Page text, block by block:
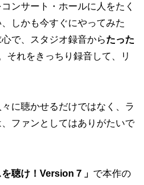
コンサート・ホールに人をたく
しかも今すぐにやってみた
で、スタジオ録音からたった
それをきっちり録音して、リ
に聴かせるだけではなく、ラ
ファンとしてはありがたいで
を聴け！Version７」 で本作の